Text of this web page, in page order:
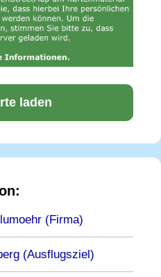
laden
(Firma)
(Ausflugsziel)